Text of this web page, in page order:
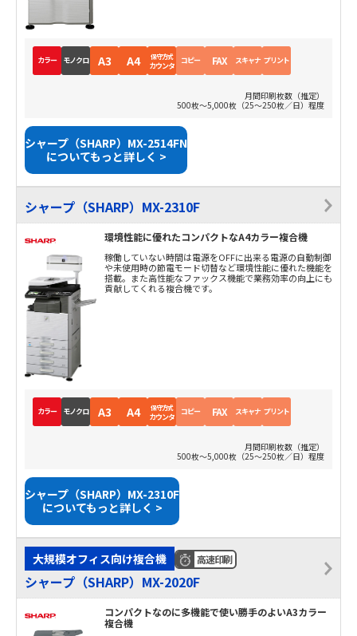
カラー モノクロ A3 A4 保守方式
カウンタ コピー FAX スキャナ プリント
月間印刷枚数（推定）
500枚～5,000枚（25～250枚／日）程度
シャープ（SHARP）MX-2514FN
についてもっと詳しく >
シャープ（SHARP）MX-2310F
環境性能に優れたコンパクトなA4カラー複合機
稼働していない時間は電源をOFFに出来る電源の自動制御
や未使用時の節電モード切替など環境性能に優れた機能を
搭載。また高性能なファックス機能で業務効率の向上にも
貢献してくれる複合機です。
カラー モノクロ A3 A4 保守方式
カウンタ コピー FAX スキャナ プリント
月間印刷枚数（推定）
500枚～5,000枚（25～250枚／日）程度
シャープ（SHARP）MX-2310F
についてもっと詳しく >
大規模オフィス向け複合機 高速印刷
シャープ（SHARP）MX-2020F
コンパクトなのに多機能で使い勝手のよいA3カラー
複合機